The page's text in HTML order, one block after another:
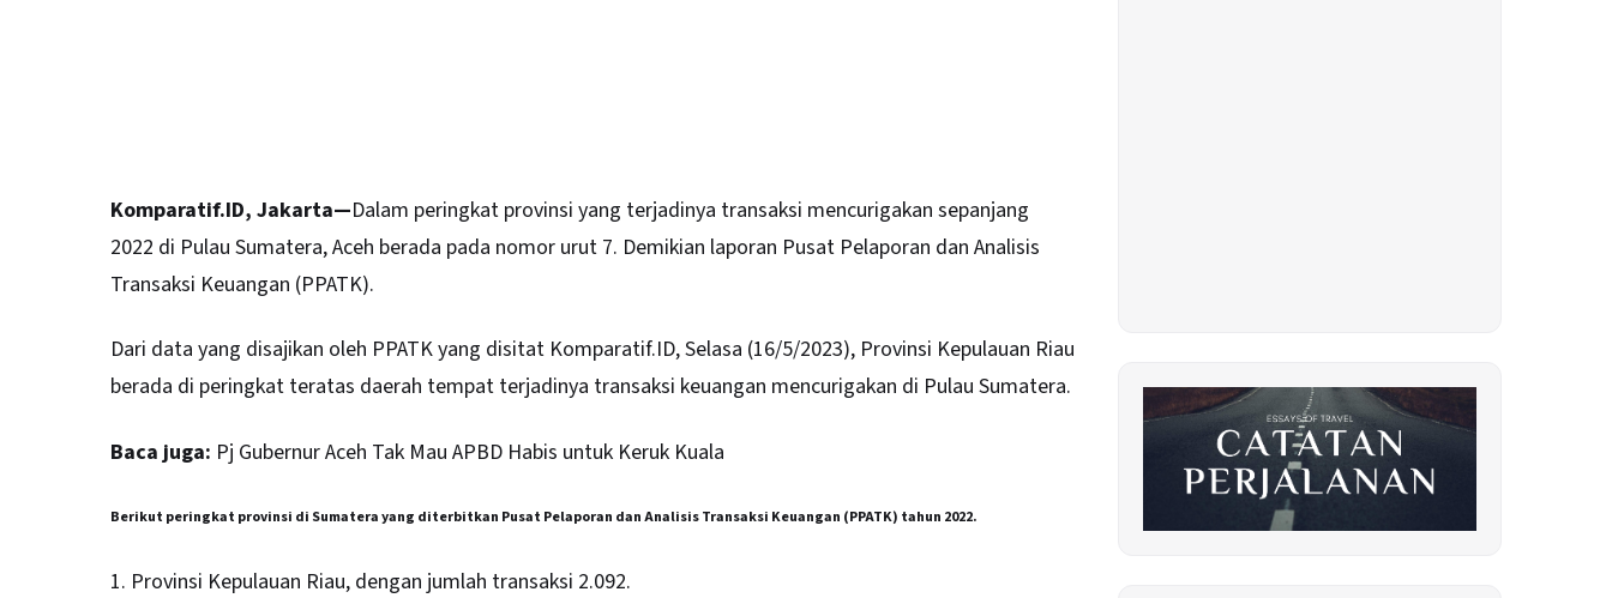
Komparatif.ID, Jakarta—Dalam peringkat provinsi yang terjadinya transaksi mencurigakan sepanjang
2022 di Pulau Sumatera, Aceh berada pada nomor urut 7. Demikian laporan Pusat Pelaporan dan Analisis
Transaksi Keuangan (PPATK).
Dari data yang disajikan oleh PPATK yang disitat Komparatif.ID, Selasa (16/5/2023), Provinsi Kepulauan Riau
berada di peringkat teratas daerah tempat terjadinya transaksi keuangan mencurigakan di Pulau Sumatera.
Baca juga: Pj Gubernur Aceh Tak Mau APBD Habis untuk Keruk Kuala
Berikut peringkat provinsi di Sumatera yang diterbitkan Pusat Pelaporan dan Analisis Transaksi Keuangan (PPATK) tahun 2022.
1. Provinsi Kepulauan Riau, dengan jumlah transaksi 2.092.